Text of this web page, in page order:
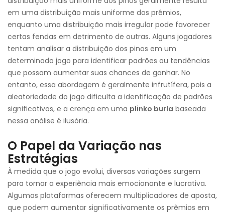
em uma distribuição mais uniforme dos prêmios,
enquanto uma distribuição mais irregular pode favorecer
certas fendas em detrimento de outras. Alguns jogadores
tentam analisar a distribuição dos pinos em um
determinado jogo para identificar padrões ou tendências
que possam aumentar suas chances de ganhar. No
entanto, essa abordagem é geralmente infrutífera, pois a
aleatoriedade do jogo dificulta a identificação de padrões
significativos, e a crença em uma plinko burla baseada
nessa análise é ilusória.
O Papel da Variação nas
Estratégias
À medida que o jogo evolui, diversas variações surgem
para tornar a experiência mais emocionante e lucrativa.
Algumas plataformas oferecem multiplicadores de aposta,
que podem aumentar significativamente os prêmios em